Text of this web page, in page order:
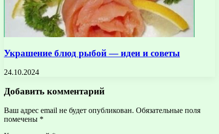
Украшение блюд рыбой — идеи и советы
24.10.2024
Добавить комментарий
Ваш адрес email не будет опубликован. Обязательные поля
помечены *